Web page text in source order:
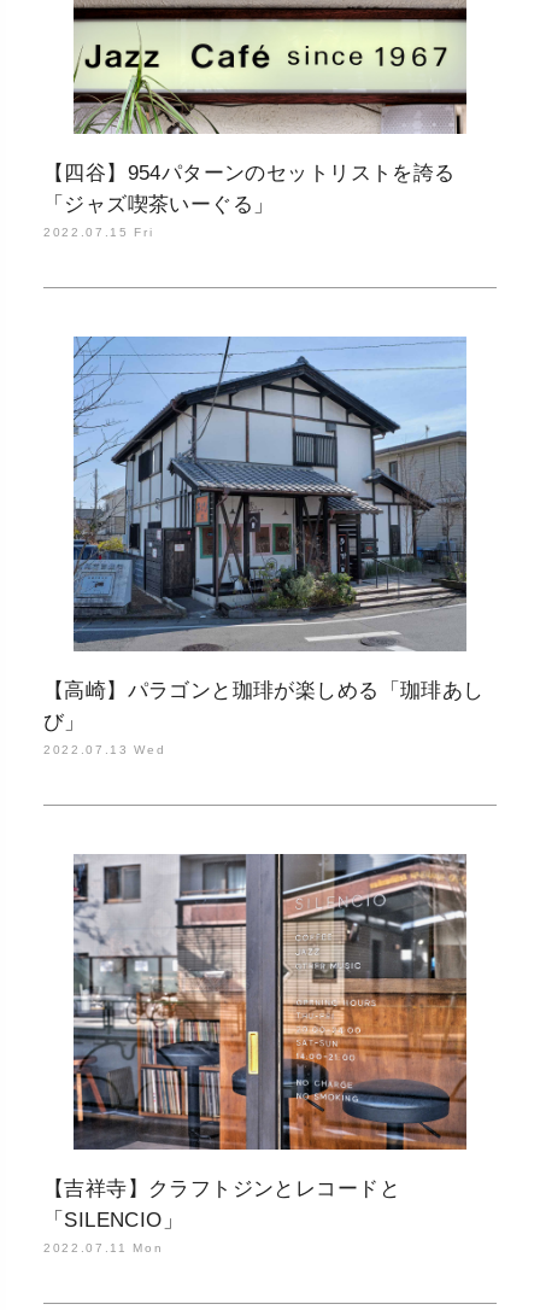
【四谷】954パターンのセットリストを誇る
「ジャズ喫茶いーぐる」
2022.07.15 Fri
【高崎】パラゴンと珈琲が楽しめる「珈琲あし
び」
2022.07.13 Wed
【吉祥寺】クラフトジンとレコードと
「SILENCIO」
2022.07.11 Mon